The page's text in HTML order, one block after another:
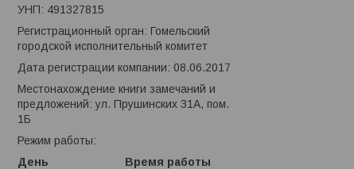
УНП: 491327815
Регистрационный орган: Гомельский
городской исполнительный комитет
Дата регистрации компании: 08.06.2017
Местонахождение книги замечаний и
предложений: ул. Прушинских 31А, пом.
1Б
Режим работы:
День
Время работы